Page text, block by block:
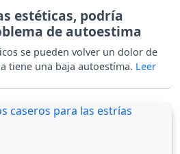
estéticas, podría
de autoestima
se pueden volver un dolor de
tiene una baja autoestíma.